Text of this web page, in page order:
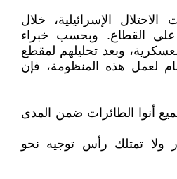
الإسرائيلية، خلال
على القطاع. وبحسب خبراء
وبعد تحليلهم لمقطع
لعمل هذه المنظومة، فإن
أنوا الطائرات ضمن المدى
ولا تمتلك رأس توجيه نحو